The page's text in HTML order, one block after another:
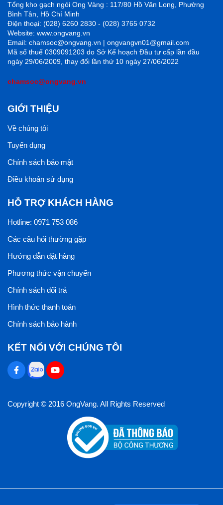
Tổng kho gạch ngói Ong Vàng : 117/80 Hồ Văn Long, Phường
Bình Tân, Hồ Chí Minh
Điện thoại: (028) 6260 2830 - (028) 3765 0732
Website: www.ongvang.vn
Email: chamsoc@ongvang.vn | ongvangvn01@gmail.com
Mã số thuế 0309091203 do Sở Kế hoạch Đầu tư cấp lần đầu
ngày 29/06/2009, thay đổi lần thứ 10 ngày 27/06/2022
chamsoc@ongvang.vn
GIỚI THIỆU
Về chúng tôi
Tuyển dụng
Chính sách bảo mật
Điều khoản sử dụng
HỖ TRỢ KHÁCH HÀNG
Hotline: 0971 753 086
Các câu hỏi thường gặp
Hướng dẫn đặt hàng
Phương thức vận chuyển
Chính sách đổi trả
Hình thức thanh toán
Chính sách bảo hành
KẾT NỐI VỚI CHÚNG TÔI
Copyright © 2016 OngVang. All Rights Reserved